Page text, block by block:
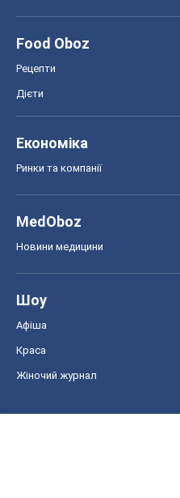
Food Oboz
Рецепти
Дієти
Економіка
Ринки та компанії
MedOboz
Новини медицини
Шоу
Афіша
Краса
Жіночий журнал